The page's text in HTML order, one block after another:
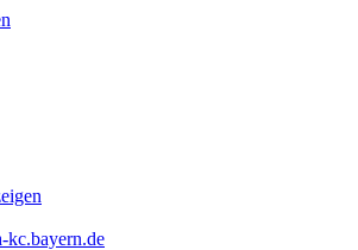
kc.bayern.de